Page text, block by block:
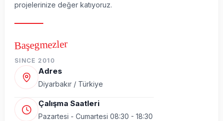
projelerinize değer katıyoruz.
Başegmezler
SINCE 2010
Adres
Diyarbakır / Türkiye
Çalışma Saatleri
Pazartesi - Cumartesi 08:30 - 18:30